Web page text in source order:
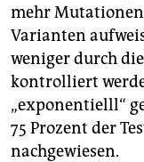
mehr
Varianten
weniger durch
kontrolliert
„exponentielll“
75 Prozent der
nachgewiesen.